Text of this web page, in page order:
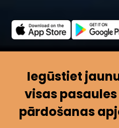
Iegūstiet
visas
pārdošanas